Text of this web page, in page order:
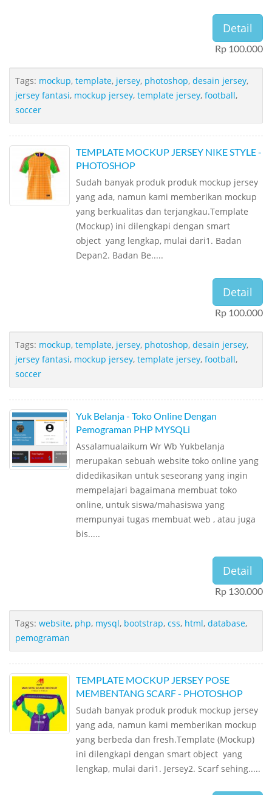
Detail
Rp 100.000
Tags: mockup, template, jersey, photoshop, desain jersey,
jersey fantasi, mockup jersey, template jersey, football,
soccer
TEMPLATE MOCKUP JERSEY NIKE STYLE -
PHOTOSHOP
Sudah banyak produk produk mockup jersey
yang ada, namun kami memberikan mockup
yang berkualitas dan terjangkau.Template
(Mockup) ini dilengkapi dengan smart
object yang lengkap, mulai dari1. Badan
Depan2. Badan Be.....
Detail
Rp 100.000
Tags: mockup, template, jersey, photoshop, desain jersey,
jersey fantasi, mockup jersey, template jersey, football,
soccer
Yuk Belanja - Toko Online Dengan
Pemograman PHP MYSQLi
Assalamualaikum Wr Wb Yukbelanja
merupakan sebuah website toko online yang
didedikasikan untuk seseorang yang ingin
mempelajari bagaimana membuat toko
online, untuk siswa/mahasiswa yang
mempunyai tugas membuat web , atau juga
bis.....
Detail
Rp 130.000
Tags: website, php, mysql, bootstrap, css, html, database,
pemograman
TEMPLATE MOCKUP JERSEY POSE
MEMBENTANG SCARF - PHOTOSHOP
Sudah banyak produk produk mockup jersey
yang ada, namun kami memberikan mockup
yang berbeda dan fresh.Template (Mockup)
ini dilengkapi dengan smart object yang
lengkap, mulai dari1. Jersey2. Scarf sehing.....